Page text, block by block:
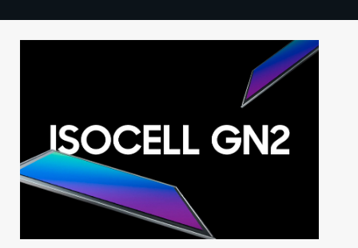
TECHBBS
KAUPPA
VAIHDA TEEMA
HAKU